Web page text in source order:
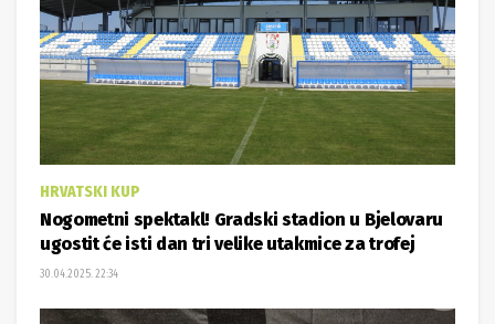
HRVATSKI KUP
Nogometni spektakl! Gradski stadion u Bjelovaru
ugostit će isti dan tri velike utakmice za trofej
30.04.2025. 22:34